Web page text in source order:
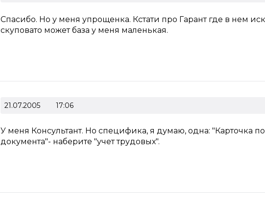
Спасибо. Но у меня упрощенка. Кстати про Гарант где в нем
скуповато может база у меня маленькая.
21.07.2005 17:06
У меня Консультант. Но специфика, я думаю, одна: "Карточка
документа"- наберите "учет трудовых".